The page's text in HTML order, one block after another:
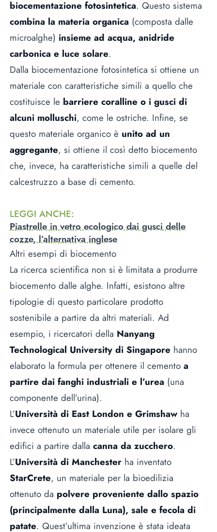
biocementazione fotosintetica. Questo sistema
combina la materia organica (composta dalle
microalghe) insieme ad acqua, anidride
carbonica e luce solare.
Dalla biocementazione fotosintetica si ottiene un
materiale con caratteristiche simili a quello che
costituisce le barriere coralline o i gusci di
alcuni molluschi, come le ostriche. Infine, se
questo materiale organico è unito ad un
aggregante, si ottiene il così detto biocemento
che, invece, ha caratteristiche simili a quelle del
calcestruzzo a base di cemento.
LEGGI ANCHE:
Piastrelle in vetro ecologico dai gusci delle
cozze, l’alternativa inglese
Altri esempi di biocemento
La ricerca scientifica non si è limitata a produrre
biocemento dalle alghe. Infatti, esistono altre
tipologie di questo particolare prodotto
sostenibile a partire da altri materiali. Ad
esempio, i ricercatori della Nanyang
Technological University di Singapore hanno
elaborato la formula per ottenere il cemento a
partire dai fanghi industriali e l’urea (una
componente dell’urina).
L’Università di East London e Grimshawha
invece ottenuto un materiale utile per isolare gli
edifici a partire dalla canna da zucchero.
L’Università di Manchester ha inventato
StarCrete, un materiale per la bioedilizia
ottenuto da polvere proveniente dallo spazio
(principalmente dalla Luna), sale e fecola di
patate. Quest’ultima invenzione è stata ideata